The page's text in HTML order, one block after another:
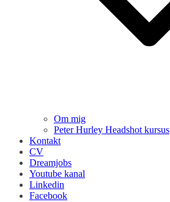
Om mig
Peter Hurley Headshot kursus
Kontakt
CV
Dreamjobs
Youtube kanal
Linkedin
Facebook